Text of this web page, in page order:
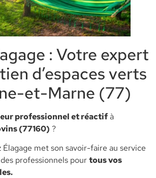
: Votre expert
d’espaces verts
et-Marne (77)
professionnel et réactifà
(77160) ?
Élagage met son savoir-faire au service
professionnels pourtous vos